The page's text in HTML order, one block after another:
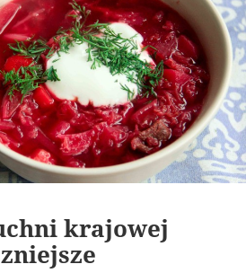
krajowej